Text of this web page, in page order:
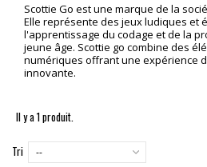
Scottie Go est une marque de la
Elle représente des jeux ludiques et
l'apprentissage du codage et de la
jeune âge. Scottie go combine des
numériques offrant une expérience
innovante.
Il y a 1 produit.
Tri --